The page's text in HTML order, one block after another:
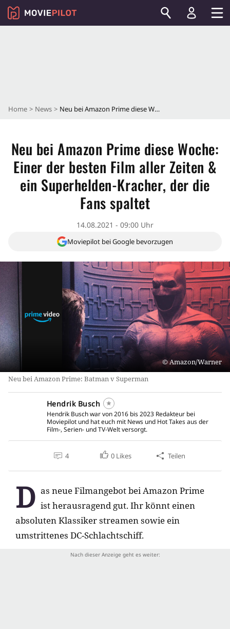
Home News Neu bei Amazon Prime diese Woche: Einer der besten Film aller Zeiten & ein Superhelden-Kracher, der die Fans spaltet
Neu bei Amazon Prime diese Woche:
Einer der besten Film aller Zeiten &
ein Superhelden-Kracher, der die
Fans spaltet
14.08.2021 - 09:00 Uhr
Moviepilot bei Google bevorzugen
Amazon/Warner
Neu bei Amazon Prime: Batman v Superman
Hendrik Busch
Hendrik Busch war von 2016 bis 2023 Redakteur bei
Moviepilot und hat euch mit News und Hot Takes aus der
Film-, Serien- und TV-Welt versorgt.
4 0 Likes Teilen
D as neue Filmangebot bei Amazon Prime
ist herausragend gut. Ihr könnt einen
absoluten Klassiker streamen sowie ein
umstrittenes DC-Schlachtschiff.